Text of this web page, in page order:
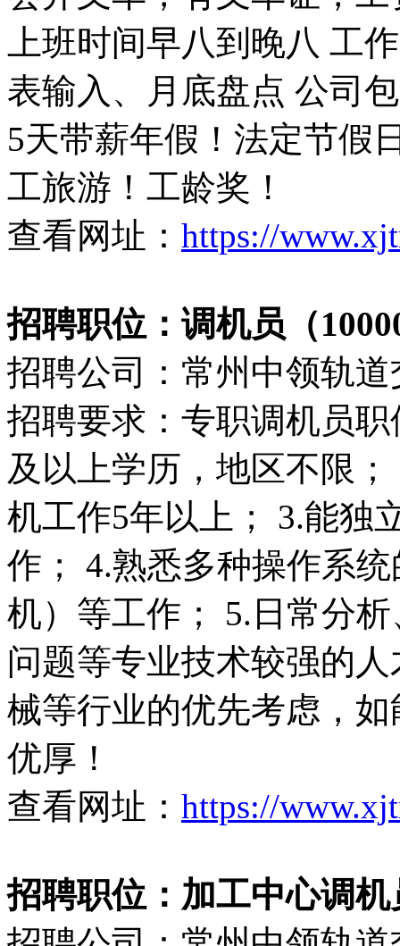
上班时间早八到晚八 工
表输入、月底盘点 公司
5天带薪年假！法定节假
工旅游！工龄奖！
查看网址： https://
招聘职位：调机员（
招聘公司：常州中领轨
招聘要求：专职调机员
及以上学历，地区不限
机工作5年以上； 3.能独
作； 4.熟悉多种操作系
机）等工作； 5.日常分
问题等专业技术较强的
械等行业的优先考虑，
优厚！
查看网址： https://
招聘职位：加工中心调